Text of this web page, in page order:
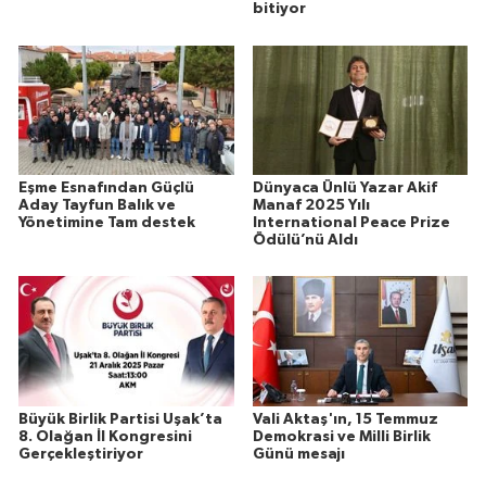
bitiyor
Eşme Esnafından Güçlü
Aday Tayfun Balık ve
Yönetimine Tam destek
Dünyaca Ünlü Yazar Akif
Manaf 2025 Yılı
International Peace Prize
Ödülü’nü Aldı
Büyük Birlik Partisi Uşak’ta
8. Olağan İl Kongresini
Gerçekleştiriyor
Vali Aktaş'ın, 15 Temmuz
Demokrasi ve Milli Birlik
Günü mesajı